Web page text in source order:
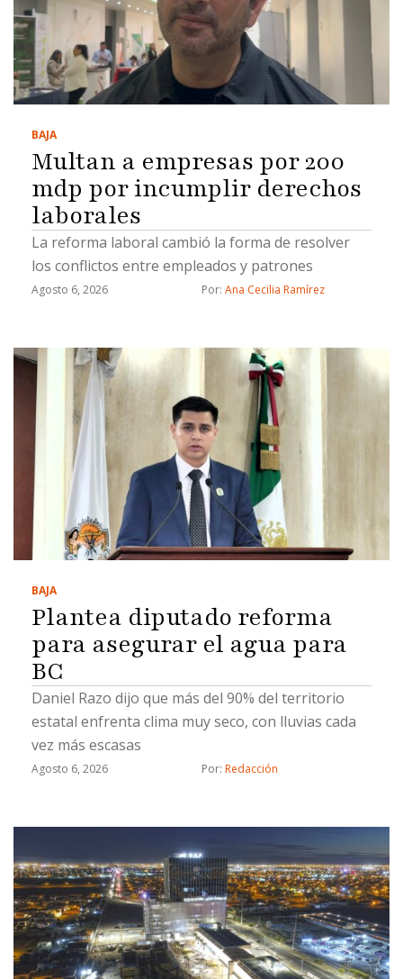
BAJA
Multan a empresas por 200
mdp por incumplir derechos
laborales
La reforma laboral cambió la forma de resolver
los conflictos entre empleados y patrones
Agosto 6, 2026 Por: Ana Cecilia Ramírez
BAJA
Plantea diputado reforma
para asegurar el agua para
BC
Daniel Razo dijo que más del 90% del territorio
estatal enfrenta clima muy seco, con lluvias cada
vez más escasas
Agosto 6, 2026 Por: Redacción